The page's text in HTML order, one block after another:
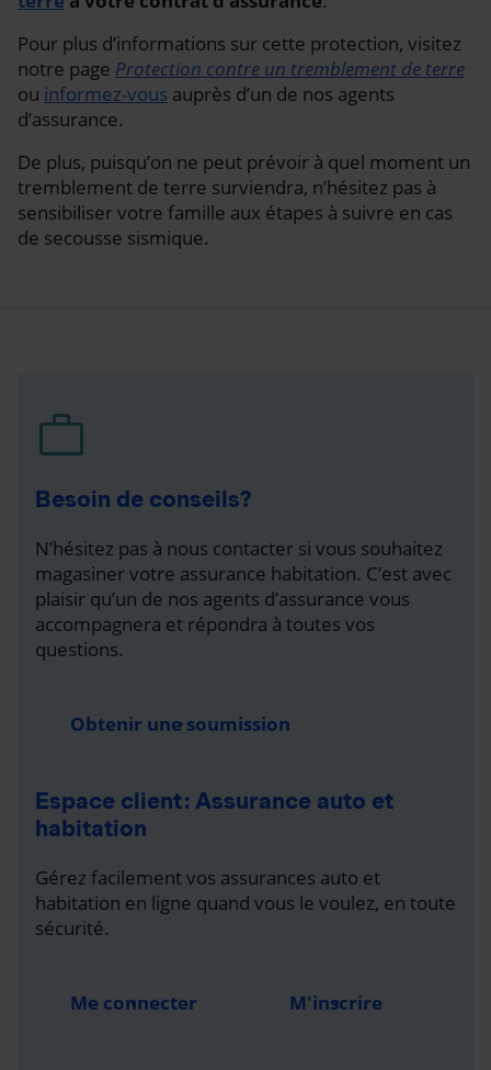
Pour plus d’informations sur cette protection, visitez
notre page Protection contre un tremblement de terre
ou informez-vous auprès d’un de nos agents
d’assurance.
De plus, puisqu’on ne peut prévoir à quel moment un
tremblement de terre surviendra, n’hésitez pas à
sensibiliser votre famille aux étapes à suivre en cas
de secousse sismique.
Besoin de conseils?
N’hésitez pas à nous contacter si vous souhaitez
magasiner votre assurance habitation. C’est avec
plaisir qu’un de nos agents d’assurance vous
accompagnera et répondra à toutes vos
questions.
Obtenir une soumission
Espace client : Assurance auto et
habitation
Gérez facilement vos assurances auto et
habitation en ligne quand vous le voulez, en toute
sécurité.
Me connecter M'inscrire